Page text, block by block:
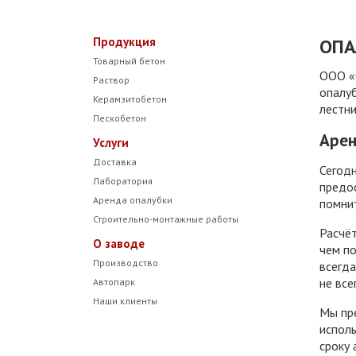
Продукция
Товарный бетон
Раствор
Керамзитобетон
Пескобетон
Услуги
Доставка
Лаборатория
Аренда опалубки
Строительно-монтажные работы
О заводе
Производство
Автопарк
Наши клиенты
ООО
чем
не
Мы
сроку